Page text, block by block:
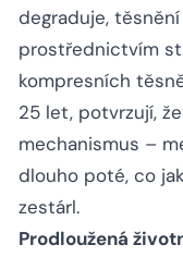
degraduje,
prostřednictvím
kompresních
25 let, potvrzují,
mechanismus –
dlouho poté, co
zestárl.
Prodloužená